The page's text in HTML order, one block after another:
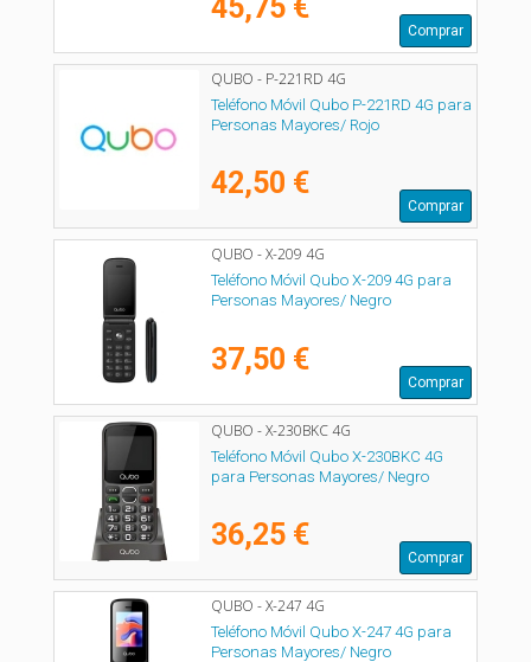
45,75 €
Comprar
QUBO - P-221RD 4G
Teléfono Móvil Qubo P-221RD 4G para
Personas Mayores/ Rojo
42,50 €
Comprar
QUBO - X-209 4G
Teléfono Móvil Qubo X-209 4G para
Personas Mayores/ Negro
37,50 €
Comprar
QUBO - X-230BKC 4G
Teléfono Móvil Qubo X-230BKC 4G
para Personas Mayores/ Negro
36,25 €
Comprar
QUBO - X-247 4G
Teléfono Móvil Qubo X-247 4G para
Personas Mayores/ Negro